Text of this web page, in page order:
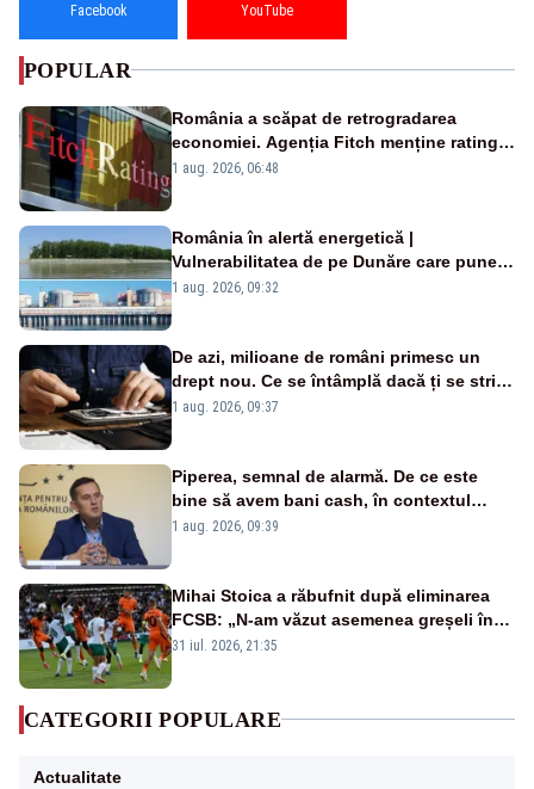
Facebook YouTube
POPULAR
România a scăpat de retrogradarea
economiei. Agenția Fitch menține ratingul
„BBB-” cu perspectivă negativă
1 aug. 2026, 06:48
România în alertă energetică |
Vulnerabilitatea de pe Dunăre care pune
în pericol Centrala Cernavodă era
1 aug. 2026, 09:32
De azi, milioane de români primesc un
drept nou. Ce se întâmplă dacă ți se strică
un produs
1 aug. 2026, 09:37
Piperea, semnal de alarmă. De ce este
bine să avem bani cash, în contextul
alertei energetice?
1 aug. 2026, 09:39
Mihai Stoica a răbufnit după eliminarea
FCSB: „N-am văzut asemenea greșeli în
190 de meciuri europene”
31 iul. 2026, 21:35
CATEGORII POPULARE
Actualitate